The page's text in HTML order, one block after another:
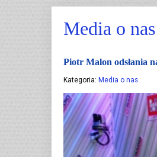
Media o nas
Piotr Malon odsłania
Kategoria: Media o nas